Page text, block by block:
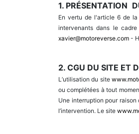
1. PRÉSENTATION
En vertu de l'article 6 de
intervenants dans le
xavier@motoreverse.com -
2. CGU DU SITE ET
L’utilisation du site
ou complétées à tout
Une interruption pour
l’intervention. Le site